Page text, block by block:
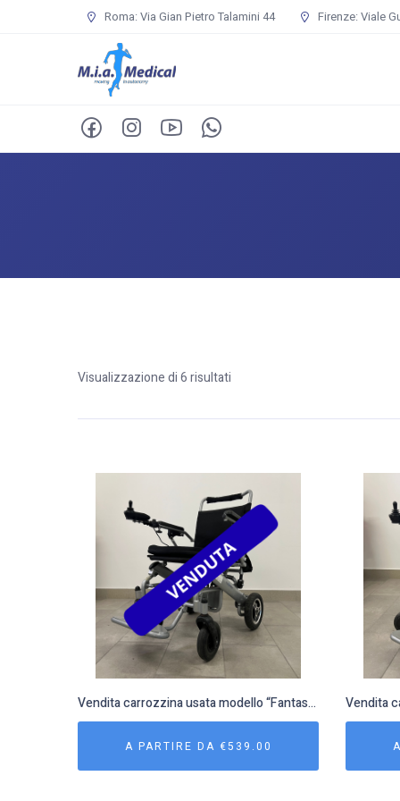
Roma: Via Gian Pietro Talamini 44 Firenze: Viale
Visualizzazione di 6 risultati
Vendita carrozzina usata modello “Fantastica” 1
A PARTIRE DA €539.00